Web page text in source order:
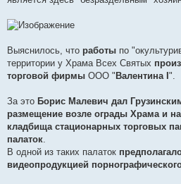
Выяснилось, что работы по
территории у Храма Всех Святых
торговой фирмы ООО " Валентина I ".
За это Борис Малевич дал
размещение возле ограды Храма и
кладбища стационарных торговых
палаток.
В одной из таких палаток
видеопродукцией